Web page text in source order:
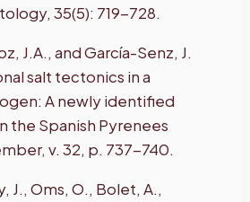
35(5): 719-728.
J.A., and García-Senz, J.
salt tectonics in a
A newly identified
the Spanish Pyrenees
v. 32, p. 737-740.
J., Oms, O., Bolet, A.,